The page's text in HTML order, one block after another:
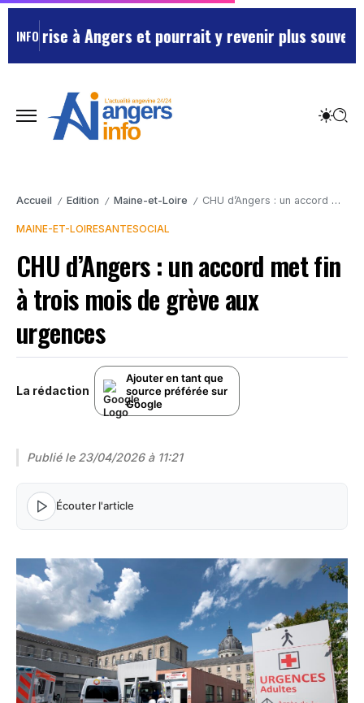
INFOà Angers et pourrait y revenir plus souvent …
Accueil / Edition / Maine-et-Loire / CHU d’Angers : un accord met fin à trois mois de grève aux urgences
MAINE-ET-LOIRESANTESOCIAL
CHU d’Angers : un accord met fin
à trois mois de grève aux
urgences
La rédaction
Ajouter en tant que
source préférée sur
Google
Publié le 23/04/2026 à 11:21
Écouter l'article